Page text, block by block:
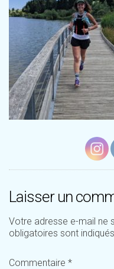
Laisser un
Votre adresse e-mail ne
obligatoires sont
Commentaire *